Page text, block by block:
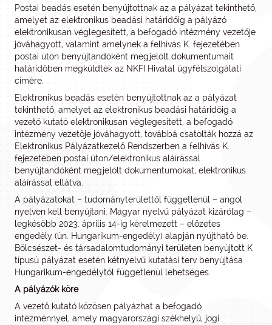
Postai beadás esetén benyújtottnak az a pályázat tekinthető,
amelyet az elektronikus beadási határidőig a pályázó
elektronikusan véglegesített, a befogadó intézmény vezetője
jóváhagyott, valamint amelynek a felhívás K. fejezetében
postai úton benyújtandóként megjelölt dokumentumait
határidőben megküldték az NKFI Hivatal ügyfélszolgálati
címére.
Elektronikus beadás esetén benyújtottnak az a pályázat
tekinthető, amelyet az elektronikus beadási határidőig a
vezető kutató elektronikusan véglegesített, a befogadó
intézmény vezetője jóváhagyott, továbbá csatolták hozzá az
Elektronikus Pályázatkezelő Rendszerben a felhívás K.
fejezetében postai úton/elektronikus aláírással
benyújtandóként megjelölt dokumentumokat, elektronikus
aláírással ellátva.
A pályázatokat – tudományterülettől függetlenül – angol
nyelven kell benyújtani. Magyar nyelvű pályázat kizárólag –
legkésőbb 2023. április 14-ig kérelmezett – előzetes
engedély (ún. Hungarikum-engedély) alapján nyújtható be.
Bölcsészet- és társadalomtudományi területen benyújtott K
típusú pályázat esetén kétnyelvű kutatási terv benyújtása
Hungarikum-engedélytől függetlenül lehetséges.
A pályázók köre
A vezető kutató közösen pályázhat a befogadó
intézménnyel, amely magyarországi székhelyű, jogi